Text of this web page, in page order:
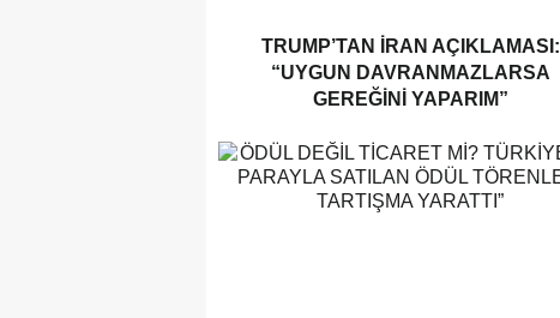
TRUMP’TAN İRAN AÇIKLAMASI:
“UYGUN DAVRANMAZLARSA
GEREĞINI YAPARIM”